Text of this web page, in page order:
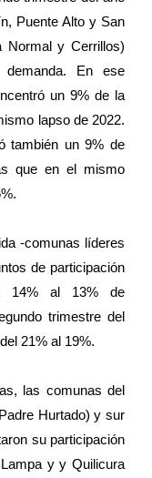
Puente Alto y San
Normal y Cerrillos)
En ese
un 9% de la
lapso de 2022.
también un 9% de
que en el mismo
-comunas líderes
de participación
14% al 13% de
trimestre del
21% al 19%.
las comunas del
Hurtado) y sur
su participación
y y Quilicura